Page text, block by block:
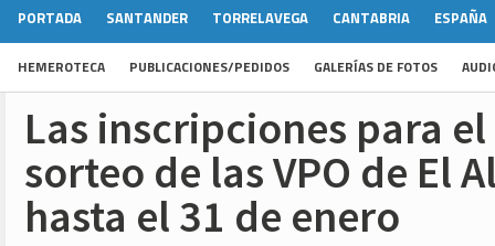
PORTADA SANTANDER TORRELAVEGA CANTABRIA ESPAÑA
HEMEROTECA PUBLICACIONES/PEDIDOS GALERÍAS DE FOTOS
Las inscripciones para
sorteo de las VPO de El
hasta el 31 de enero